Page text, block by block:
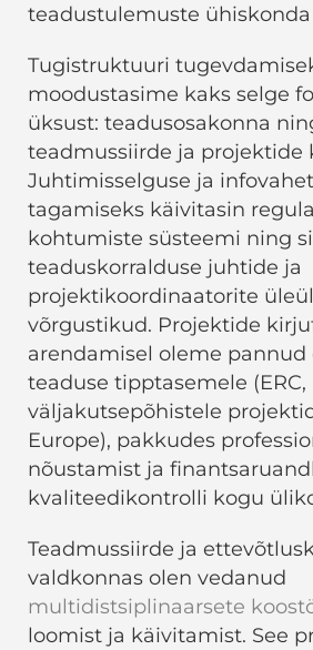
teadustulemuste
Tugistruktuuri
moodustasime kaks selge
üksust: teadusosakonna
teadmussiirde ja projektide
Juhtimisselguse ja
tagamiseks käivitasin
kohtumiste süsteemi ning
teaduskorralduse juhtide ja
projektikoordinaatorite
võrgustikud. Projektide
arendamisel oleme
teaduse tipptasemele (ERC,
väljakutsepõhistele
Europe), pakkudes
nõustamist ja
kvaliteedikontrolli kogu
Teadmussiirde ja
valdkonnas olen vedanud
multidistsiplinaarsete
loomist ja käivitamist. See